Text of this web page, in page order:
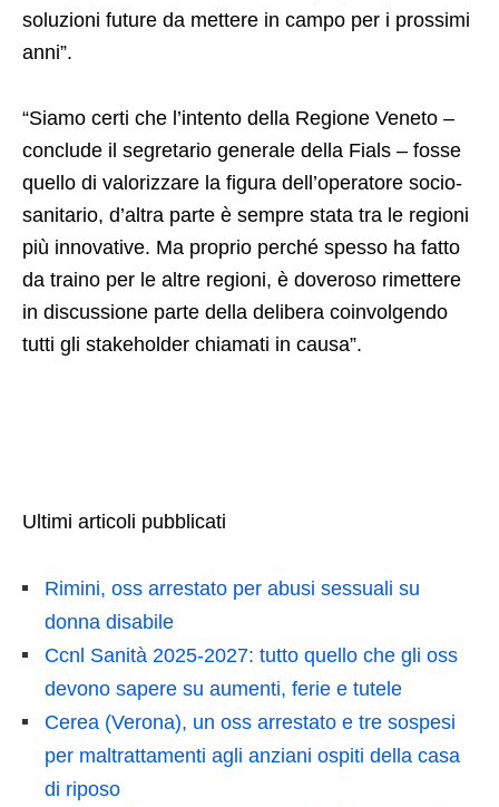
soluzioni future da mettere in campo per i prossimi
anni”.
“Siamo certi che l’intento della Regione Veneto –
conclude il segretario generale della Fials – fosse
quello di valorizzare la figura dell’operatore socio-
sanitario, d’altra parte è sempre stata tra le regioni
più innovative. Ma proprio perché spesso ha fatto
da traino per le altre regioni, è doveroso rimettere
in discussione parte della delibera coinvolgendo
tutti gli stakeholder chiamati in causa”.
Ultimi articoli pubblicati
Rimini, oss arrestato per abusi sessuali su
donna disabile
Ccnl Sanità 2025-2027: tutto quello che gli oss
devono sapere su aumenti, ferie e tutele
Cerea (Verona), un oss arrestato e tre sospesi
per maltrattamenti agli anziani ospiti della casa
di riposo